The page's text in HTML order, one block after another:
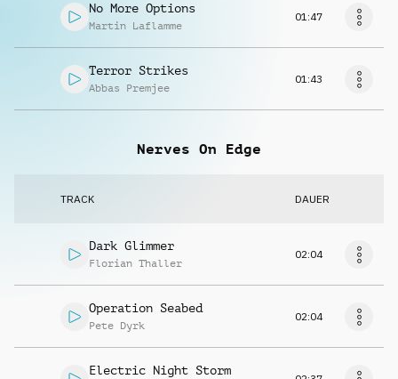
No More Options
Martin Laflamme
01:47
Terror Strikes
Abbas Premjee
01:43
Nerves On Edge
TRACK DAUER
Dark Glimmer
Florian Thaller
02:04
Operation Seabed
Pete Dyrk
02:04
Electric Night Storm